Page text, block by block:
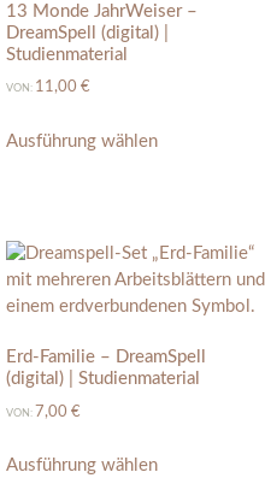
13 Monde JahrWeiser –
DreamSpell (digital) |
Studienmaterial
VON: 11,00 €
Ausführung wählen
Erd-Familie – DreamSpell
(digital) | Studienmaterial
VON: 7,00 €
Ausführung wählen